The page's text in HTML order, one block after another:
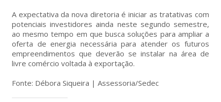
A expectativa da nova diretoria é iniciar as tratativas com
potenciais investidores ainda neste segundo semestre,
ao mesmo tempo em que busca soluções para ampliar a
oferta de energia necessária para atender os futuros
empreendimentos que deverão se instalar na área de
livre comércio voltada à exportação.
Fonte: Débora Siqueira | Assessoria/Sedec